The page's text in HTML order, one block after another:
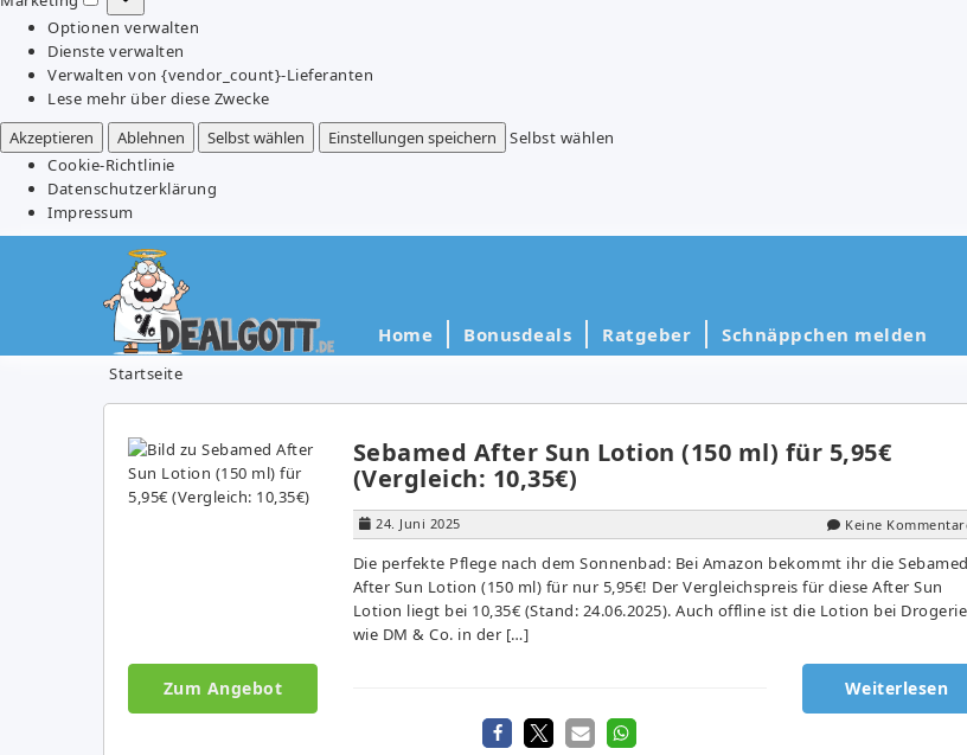
Marketing
Optionen verwalten
Dienste verwalten
Verwalten von {vendor_count}-Lieferanten
Lese mehr über diese Zwecke
Akzeptieren
Ablehnen Selbst wählen Einstellungen speichern
Selbst wählen
Cookie-Richtlinie
Datenschutzerklärung
Impressum
Home Bonusdeals Ratgeber Schnäppchen melden
Startseite
Sebamed After Sun Lotion (150 ml) für 5,95€
(Vergleich: 10,35€)
24. Juni 2025 Keine
Die perfekte Pflege nach dem Sonnenbad: Bei Amazon bekommt ihr die Sebamed
After Sun Lotion (150 ml) für nur 5,95€! Der Vergleichspreis für diese After Sun
Lotion liegt bei 10,35€ (Stand: 24.06.2025). Auch offline ist die Lotion bei
wie DM & Co. in der […]
Zum Angebot Weiterlesen